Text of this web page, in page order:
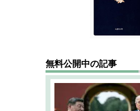
無料公開中の記事